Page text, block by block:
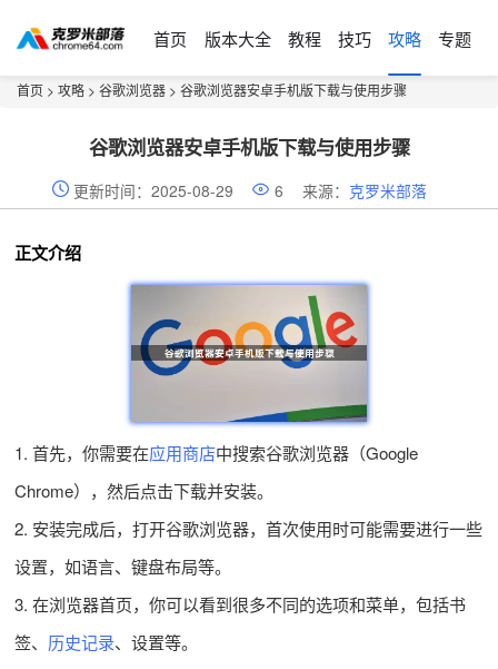
首页 版本大全 教程 技巧 攻略 专题
首页 > 攻略 > 谷歌浏览器 > 谷歌浏览器安卓手机版下载与使用步骤
谷歌浏览器安卓手机版下载与使用步骤
更新时间：2025-08-29 6 来源： 克罗米部落
正文介绍
1. 首先，你需要在应用商店中搜索谷歌浏览器（Google
Chrome），然后点击下载并安装。
2. 安装完成后，打开谷歌浏览器，首次使用时可能需要进行一些
设置，如语言、键盘布局等。
3. 在浏览器首页，你可以看到很多不同的选项和菜单，包括书
签、 历史记录、设置等。